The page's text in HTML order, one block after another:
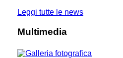
Leggi tutte le news
Multimedia